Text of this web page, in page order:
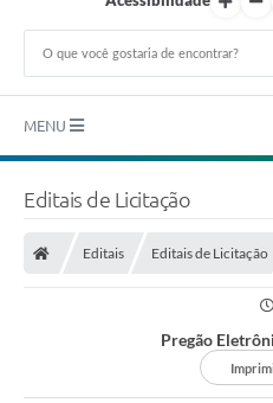
MENU
ACESSO À INFORMAÇÃO
Editais de Licitação
Editais Editais de Licitação
Pregão